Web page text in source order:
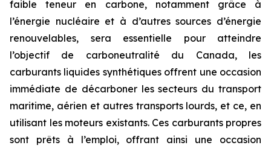
faible teneur en carbone, notamment grâce à
l’énergie nucléaire et à d’autres sources d’énergie
renouvelables, sera essentielle pour atteindre
l’objectif de carboneutralité du Canada, les
carburants liquides synthétiques offrent une occasion
immédiate de décarboner les secteurs du transport
maritime, aérien et autres transports lourds, et ce, en
utilisant les moteurs existants. Ces carburants propres
sont prêts à l’emploi, offrant ainsi une occasion